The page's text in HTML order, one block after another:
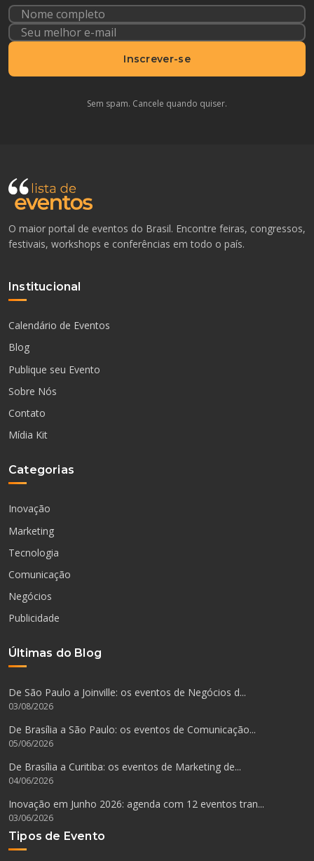
Inscrever-se
Sem spam. Cancele quando quiser.
O maior portal de eventos do Brasil. Encontre feiras, congressos,
festivais, workshops e conferências em todo o país.
Institucional
Calendário de Eventos
Blog
Publique seu Evento
Sobre Nós
Contato
Mídia Kit
Categorias
Inovação
Marketing
Tecnologia
Comunicação
Negócios
Publicidade
Últimas do Blog
De São Paulo a Joinville: os eventos de Negócios d...
03/08/2026
De Brasília a São Paulo: os eventos de Comunicação...
05/06/2026
De Brasília a Curitiba: os eventos de Marketing de...
04/06/2026
Inovação em Junho 2026: agenda com 12 eventos tran...
03/06/2026
Tipos de Evento